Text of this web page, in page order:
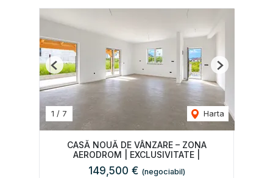
1 / 7 Harta
Previous Next
CASĂ NOUĂ DE VÂNZARE – ZONA
AERODROM | EXCLUSIVITATE |
149,500 € (negociabil)